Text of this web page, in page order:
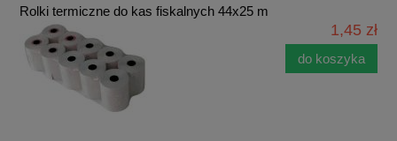
Rolki termiczne do kas fiskalnych 44x25 m
1,45 zł
do koszyka